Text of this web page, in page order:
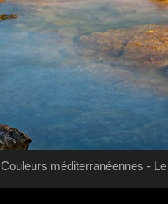
Couleurs méditerranéennes -